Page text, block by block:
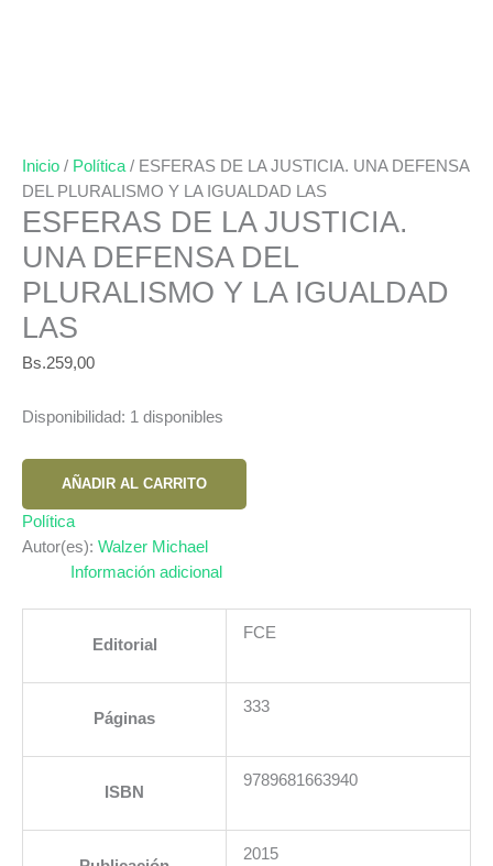
Inicio / Política / ESFERAS DE LA JUSTICIA. UNA DEFENSA
DEL PLURALISMO Y LA IGUALDAD LAS
ESFERAS DE LA JUSTICIA.
UNA DEFENSA DEL
PLURALISMO Y LA IGUALDAD
LAS
Bs.259,00
Disponibilidad: 1 disponibles
ESFERAS
LA
JUSTICIA.
PLURALISMO
IGUALDAD
AÑADIR AL CARRITO
Política
Autor(es): Walzer Michael
Información adicional
Editorial
FCE
Páginas
333
ISBN
9789681663940
2015